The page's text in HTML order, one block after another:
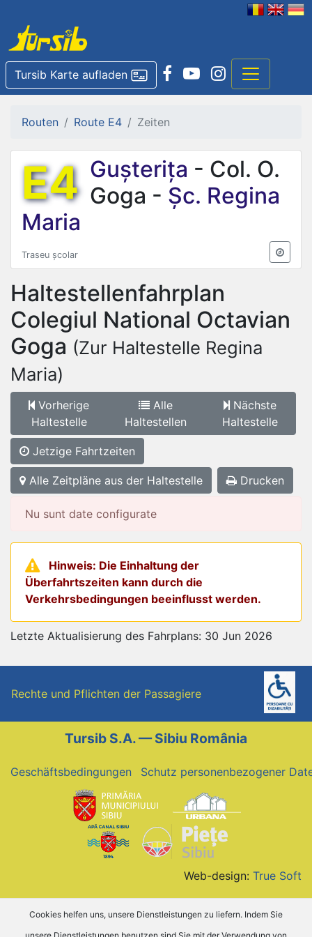
Tursib Karte aufladen
Routen Route E4 Zeiten
E4 Gușterița - Col. O.
Goga - Șc. Regina
Maria
Traseu școlar
Haltestellenfahrplan
Colegiul National Octavian
Goga (Zur Haltestelle Regina
Maria)
Vorherige
Haltestelle
Alle
Haltestellen
Nächste
Haltestelle
Jetzige Fahrtzeiten
Alle Zeitpläne aus der Haltestelle Drucken
Nu sunt date configurate
Hinweis: Die Einhaltung der
Überfahrtszeiten kann durch die
Verkehrsbedingungen beeinflusst werden.
Letzte Aktualisierung des Fahrplans: 30 Jun 2026
Rechte und Pflichten der Passagiere
Tursib S.A. — Sibiu România
Geschäftsbedingungen Schutz personenbezogener
Web-design: True Soft
Cookies helfen uns, unsere Dienstleistungen zu liefern. Indem Sie